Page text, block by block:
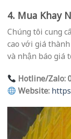
4. Mua Khay
Chúng tôi cung
cao với giá
và nhận báo giá
Hotline/Zalo:
Website: